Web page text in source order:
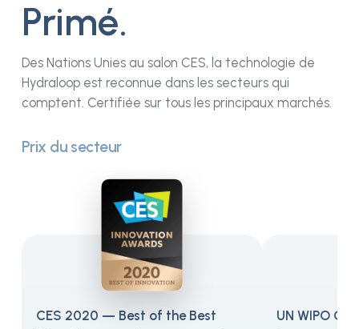
Primé.
Des Nations Unies au salon CES, la technologie de
Hydraloop est reconnue dans les secteurs qui
comptent. Certifiée sur tous les principaux marchés.
Prix du secteur
CES 2020 — Best of the Best UN WIPO